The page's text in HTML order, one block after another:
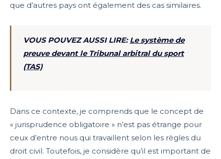
que d’autres pays ont également des cas similaires.
VOUS POUVEZ AUSSI LIRE: Le système de
preuve devant le Tribunal arbitral du sport
(TAS)
Dans ce contexte, je comprends que le concept de
« jurisprudence obligatoire » n’est pas étrange pour
ceux d’entre nous qui travaillent selon les règles du
droit civil. Toutefois, je considère qu’il est important de